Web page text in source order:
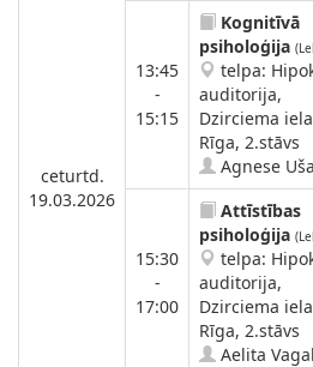
ceturtd.
19.03.2026
13:45
-
15:15
Kognitīvā
psiholoģija
telpa:
auditorija,
Dzirciema
Rīga, 2.stāvs
Agnese
15:30
-
17:00
Attīstības
psiholoģija
telpa:
auditorija,
Dzirciema
Rīga, 2.stāvs
Aelita